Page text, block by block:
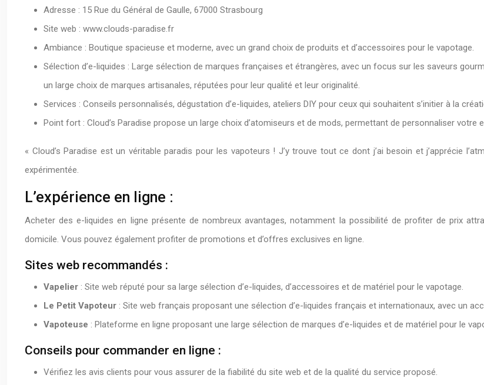
Adresse : 15 Rue du Général de Gaulle, 67000 Strasbourg
Site web : www.clouds-paradise.fr
Ambiance : Boutique spacieuse et moderne, avec un grand choix de produits et d’accessoires pour le vapotage.
Sélection d’e-liquides : Large sélection de marques françaises et étrangères, avec un focus sur les saveurs
un large choix de marques artisanales, réputées pour leur qualité et leur originalité.
Services : Conseils personnalisés, dégustation d’e-liquides, ateliers DIY pour ceux qui souhaitent s’initier à la
Point fort : Cloud’s Paradise propose un large choix d’atomiseurs et de mods, permettant de personnaliser votre
« Cloud’s Paradise est un véritable paradis pour les vapoteurs ! J’y trouve tout ce dont j’ai besoin et j’apprécie
expérimentée.
L’expérience en ligne :
Acheter des e-liquides en ligne présente de nombreux avantages, notamment la possibilité de profiter de prix
domicile. Vous pouvez également profiter de promotions et d’offres exclusives en ligne.
Sites web recommandés :
Vapelier : Site web réputé pour sa large sélection d’e-liquides, d’accessoires et de matériel pour le vapotage.
Le Petit Vapoteur : Site web français proposant une sélection d’e-liquides français et internationaux, avec un
Vapoteuse : Plateforme en ligne proposant une large sélection de marques d’e-liquides et de matériel pour le
Conseils pour commander en ligne :
Vérifiez les avis clients pour vous assurer de la fiabilité du site web et de la qualité du service proposé.